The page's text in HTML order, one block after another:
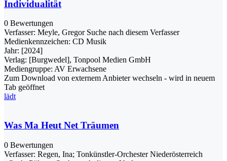
Individualität
0 Bewertungen
Verfasser: Meyle, Gregor Suche nach diesem Verfasser
Medienkennzeichen: CD Musik
Jahr: [2024]
Verlag: [Burgwedel], Tonpool Medien GmbH
Mediengruppe: AV Erwachsene
Zum Download von externem Anbieter wechseln - wird in neuem
Tab geöffnet
lädt
Was Ma Heut Net Träumen
0 Bewertungen
Verfasser: Regen, Ina; Tonkünstler-Orchester Niederösterreich